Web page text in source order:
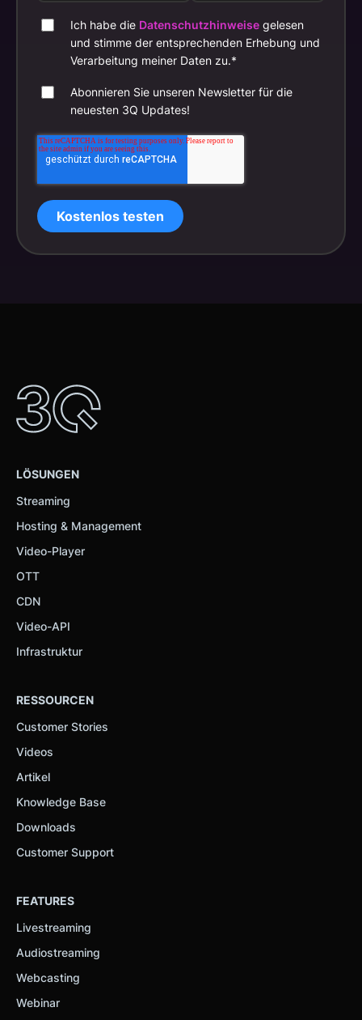
Ich habe die Datenschutzhinweise gelesen
und stimme der entsprechenden Erhebung und
Verarbeitung meiner Daten zu.*
Abonnieren Sie unseren Newsletter für die
neuesten 3Q Updates!
LÖSUNGEN
Streaming
Hosting & Management
Video-Player
OTT
CDN
Video-API
Infrastruktur
RESSOURCEN
Customer Stories
Videos
Artikel
Knowledge Base
Downloads
Customer Support
FEATURES
Livestreaming
Audiostreaming
Webcasting
Webinar